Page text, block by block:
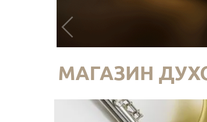
МАГАЗИН